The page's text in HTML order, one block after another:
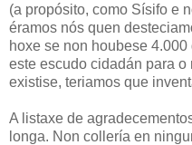
(a propósito, como Sísifo e
éramos nós quen
hoxe se non houbese
este escudo cidadán para o
existise, teriamos que
A listaxe de
longa. Non collería en